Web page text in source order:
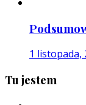
1 listopada,
Tu jestem